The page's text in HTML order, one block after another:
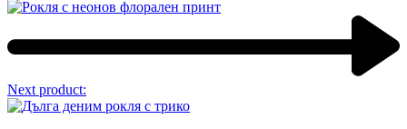
Next product: